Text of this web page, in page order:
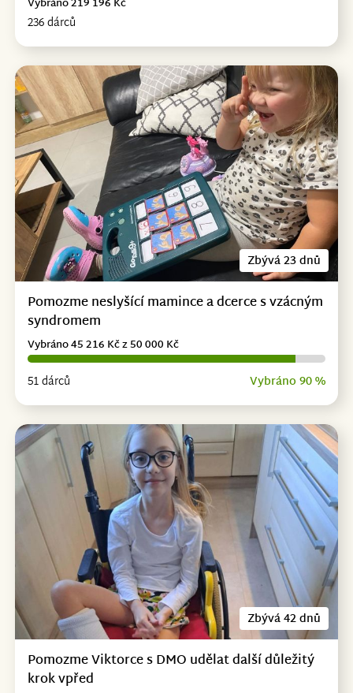
236 dárců
Vybráno 219 196 Kč
Zbývá 23 dnů
Pomozme neslyšící mamince a dcerce s vzácným
syndromem
51 dárců Vybráno 90 %
Vybráno 45 216 Kč z 50 000 Kč
Zbývá 42 dnů
Pomozme Viktorce s DMO udělat další důležitý
krok vpřed